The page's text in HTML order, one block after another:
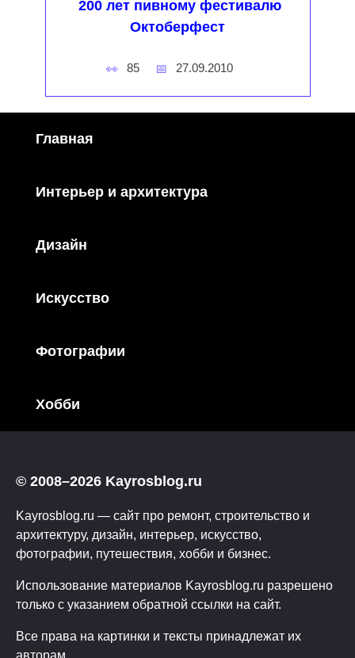
200 лет пивному фестивалю
Октоберфест
85 27.09.2010
Главная
Интерьер и архитектура
Дизайн
Искусство
Фотографии
Хобби
© 2008–2026 Kayrosblog.ru
Kayrosblog.ru — сайт про ремонт, строительство и
архитектуру, дизайн, интерьер, искусство,
фотографии, путешествия, хобби и бизнес.
Использование материалов Kayrosblog.ru разрешено
только с указанием обратной ссылки на сайт.
Все права на картинки и тексты принадлежат их
авторам.